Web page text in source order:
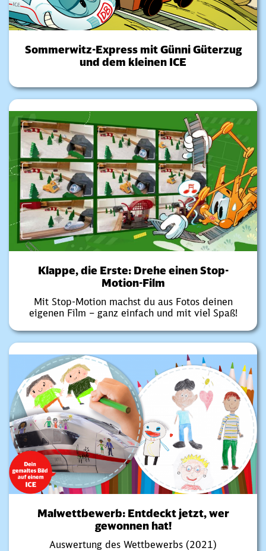
Sommerwitz-Express mit Günni Güterzug
und dem kleinen ICE
Klappe, die Erste: Drehe einen Stop-
Motion-Film
Mit Stop-Motion machst du aus Fotos deinen
eigenen Film – ganz einfach und mit viel Spaß!
Malwettbewerb: Entdeckt jetzt, wer
gewonnen hat!
Auswertung des Wettbewerbs (2021)